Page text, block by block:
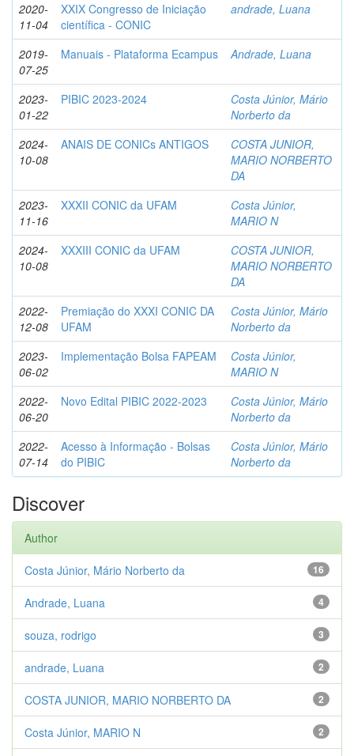
2020-
11-04
XXIX Congresso de Iniciação
científica - CONIC
andrade, Luana
2019-
07-25
Manuais - Plataforma Ecampus Andrade, Luana
2023-
01-22
PIBIC 2023-2024
Costa Júnior, Mário
Norberto da
2024-
10-08
ANAIS DE CONICs ANTIGOS
COSTA JUNIOR,
MARIO NORBERTO
DA
2023-
11-16
XXXII CONIC da UFAM
Costa Júnior,
MARIO N
2024-
10-08
XXXIII CONIC da UFAM
COSTA JUNIOR,
MARIO NORBERTO
DA
2022-
12-08
Premiação do XXXI CONIC DA
UFAM
Costa Júnior, Mário
Norberto da
2023-
06-02
Implementação Bolsa FAPEAM
Costa Júnior,
MARIO N
2022-
06-20
Novo Edital PIBIC 2022-2023
Costa Júnior, Mário
Norberto da
2022-
07-14
Acesso à Informação - Bolsas
do PIBIC
Costa Júnior, Mário
Norberto da
Discover
Author
16
Costa Júnior, Mário Norberto da
4
Andrade, Luana
3
souza, rodrigo
2
andrade, Luana
2
COSTA JUNIOR, MARIO NORBERTO DA
2
Costa Júnior, MARIO N